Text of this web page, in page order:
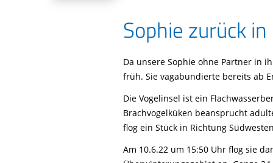
Beirat
Bayern
Jahresbericht
Jugendorganisation
Arbeitskreise
Partner
Transparenz
Gratis Infopaket
Freianzeigen
Birdlife Newsletter
Artenkenntnis
Lebensräume schützen
LBV-Schutzgebiete
Monitoring
Naturschutzpolitik
Satellitentelemetrie
Projekte
Für
Sophie zurück
Da unsere Sophie ohne Partner in
früh. Sie vagabundierte bereits ab
Die Vogelinsel ist ein
Brachvogelküken beansprucht
flog ein Stück in Richtung
Am 10.6.22 um 15:50 Uhr flog sie